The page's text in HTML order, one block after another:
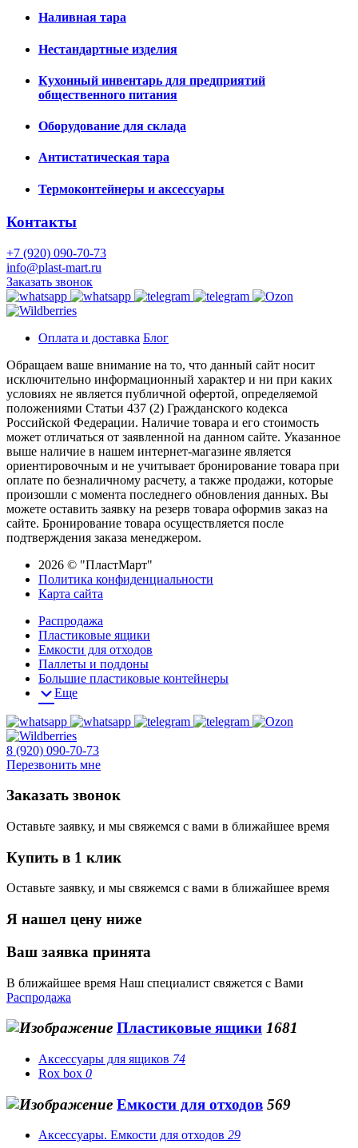
Наливная тара
Нестандартные изделия
Кухонный инвентарь для предприятий
общественного питания
Оборудование для склада
Антистатическая тара
Термоконтейнеры и аксессуары
Контакты
+7 (920) 090-70-73
info@plast-mart.ru
Заказать звонок
Оплата и доставка Блог
Обращаем ваше внимание на то, что данный сайт носит
исключительно информационный характер и ни при каких
условиях не является публичной офертой, определяемой
положениями Статьи 437 (2) Гражданского кодекса
Российской Федерации. Наличие товара и его стоимость
может отличаться от заявленной на данном сайте. Указанное
выше наличие в нашем интернет-магазине является
ориентировочным и не учитывает бронирование товара при
оплате по безналичному расчету, а также продажи, которые
произошли с момента последнего обновления данных. Вы
можете оставить заявку на резерв товара оформив заказ на
сайте. Бронирование товара осуществляется после
подтверждения заказа менеджером.
2026 © "ПластМарт"
Политика конфиденциальности
Карта сайта
Распродажа
Пластиковые ящики
Емкости для отходов
Паллеты и поддоны
Большие пластиковые контейнеры
Еще
8 (920) 090-70-73
Перезвонить мне
Заказать звонок
Оставьте заявку, и мы свяжемся с вами в ближайшее время
Купить в 1 клик
Оставьте заявку, и мы свяжемся с вами в ближайшее время
Я нашел цену ниже
Ваш заявка принята
В ближайшее время Наш специалист свяжется с Вами
Распродажа
Пластиковые ящики 1681
Аксессуары для ящиков 74
Rox box 0
Емкости для отходов 569
Аксессуары. Емкости для отходов 29